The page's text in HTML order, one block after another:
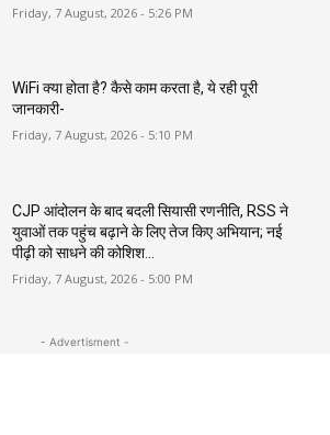
Friday, 7 August, 2026 - 5:26 PM
WiFi क्या होता है? कैसे काम करता है, ये रही पूरी
जानकारी-
Friday, 7 August, 2026 - 5:10 PM
CJP आंदोलन के बाद बदली सियासी रणनीति, RSS ने
युवाओं तक पहुंच बढ़ाने के लिए तेज किए अभियान; नई
पीढ़ी को साधने की कोशिश...
Friday, 7 August, 2026 - 5:00 PM
- Advertisment -